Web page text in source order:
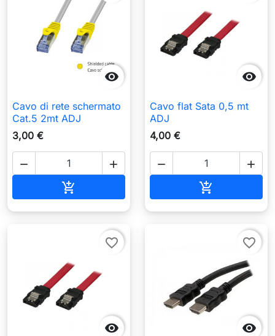

Cavo di rete schermato
Cat.5 2mt ADJ
3,00 €
 


Cavo flat Sata 0,5 mt
ADJ
4,00 €
 


favorite_border

favorite_border